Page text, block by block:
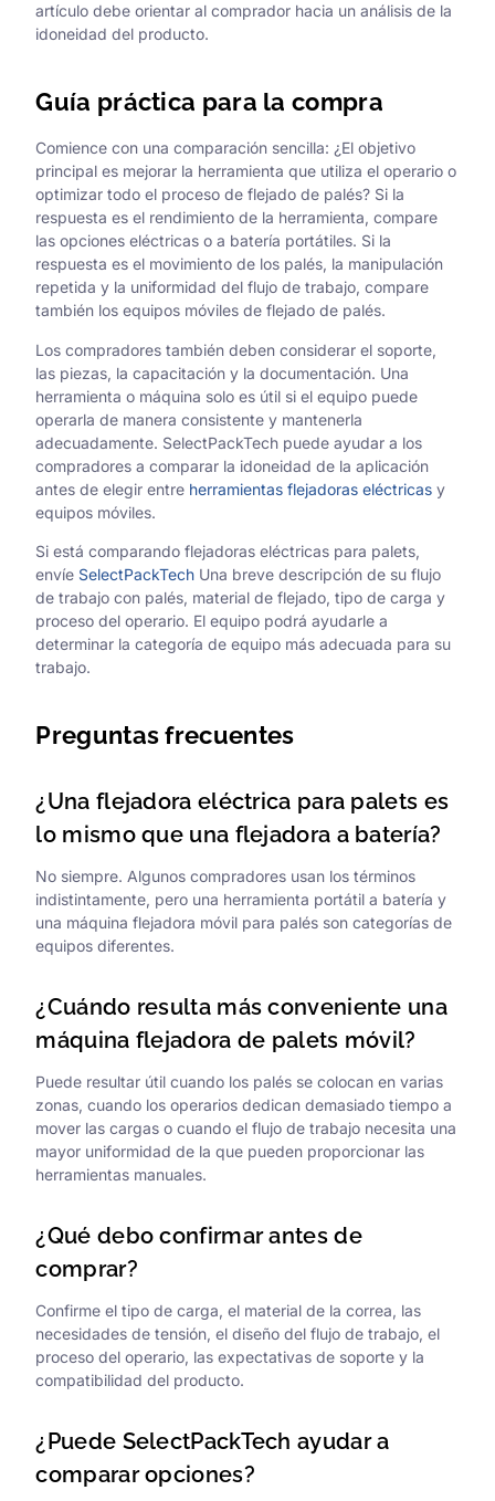
artículo debe orientar al comprador hacia un análisis de la
idoneidad del producto.
Guía práctica para la compra
Comience con una comparación sencilla: ¿El objetivo
principal es mejorar la herramienta que utiliza el operario o
optimizar todo el proceso de flejado de palés? Si la
respuesta es el rendimiento de la herramienta, compare
las opciones eléctricas o a batería portátiles. Si la
respuesta es el movimiento de los palés, la manipulación
repetida y la uniformidad del flujo de trabajo, compare
también los equipos móviles de flejado de palés.
Los compradores también deben considerar el soporte,
las piezas, la capacitación y la documentación. Una
herramienta o máquina solo es útil si el equipo puede
operarla de manera consistente y mantenerla
adecuadamente. SelectPackTech puede ayudar a los
compradores a comparar la idoneidad de la aplicación
antes de elegir entre herramientas flejadoras eléctricas y
equipos móviles.
Si está comparando flejadoras eléctricas para palets,
envíe SelectPackTech Una breve descripción de su flujo
de trabajo con palés, material de flejado, tipo de carga y
proceso del operario. El equipo podrá ayudarle a
determinar la categoría de equipo más adecuada para su
trabajo.
Preguntas frecuentes
¿Una flejadora eléctrica para palets es
lo mismo que una flejadora a batería?
No siempre. Algunos compradores usan los términos
indistintamente, pero una herramienta portátil a batería y
una máquina flejadora móvil para palés son categorías de
equipos diferentes.
¿Cuándo resulta más conveniente una
máquina flejadora de palets móvil?
Puede resultar útil cuando los palés se colocan en varias
zonas, cuando los operarios dedican demasiado tiempo a
mover las cargas o cuando el flujo de trabajo necesita una
mayor uniformidad de la que pueden proporcionar las
herramientas manuales.
¿Qué debo confirmar antes de
comprar?
Confirme el tipo de carga, el material de la correa, las
necesidades de tensión, el diseño del flujo de trabajo, el
proceso del operario, las expectativas de soporte y la
compatibilidad del producto.
¿Puede SelectPackTech ayudar a
comparar opciones?